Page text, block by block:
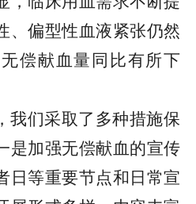
、偏型性血液紧张仍然
偿献血量同比有所下
我们采取了多种措施保
是加强无偿献血的宣传
日等重要节点和日常宣